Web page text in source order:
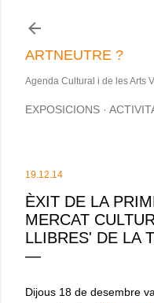
ARTNEUTRE ?
Agenda Cultural i de les Arts
EXPOSICIONS
19.12.14
ÈXIT DE LA
MERCAT
LLIBRES' DE LA
Dijous 18 de desembre